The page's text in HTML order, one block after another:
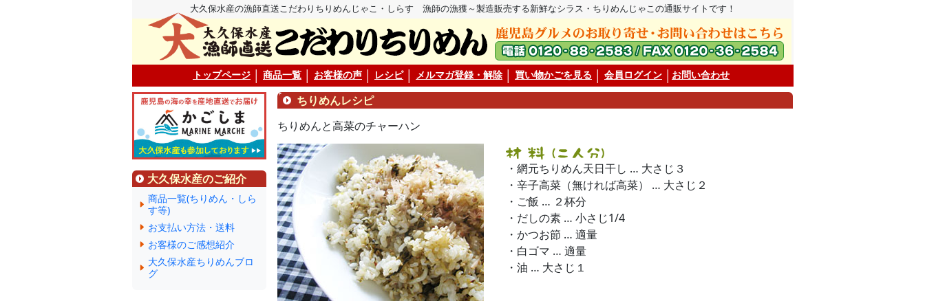
大久保水産の漁師直送こだわりちりめんじゃこ・しらす 漁師の漁獲～製造販売する新鮮なシラス・ちりめんじゃこの通販サイトです！
トップページ 商品一覧 お客様の声 レシピ メルマガ登録・解除 買い物かごを見る 会員ログイン お問い合わせ
大久保水産のご紹介
商品一覧(ちりめん・しら
す等)
お支払い方法・送料
お客様のご感想紹介
大久保水産ちりめんブロ
グ
ちりめんレシピ
ちりめんと高菜のチャーハン
・網元ちりめん天日干し … 大さじ３
・辛子高菜（無ければ高菜） … 大さじ２
・ご飯 … ２杯分
・だしの素 … 小さじ1/4
・かつお節 … 適量
・白ゴマ … 適量
・油 … 大さじ１